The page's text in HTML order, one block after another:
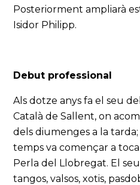
Posteriorment ampliarà
Isidor Philipp.
Debut professional
Als dotze anys fa el seu
Català de Sallent, on
dels diumenges a la
temps va començar a
Perla del Llobregat. El
tangos, valsos, xotis,